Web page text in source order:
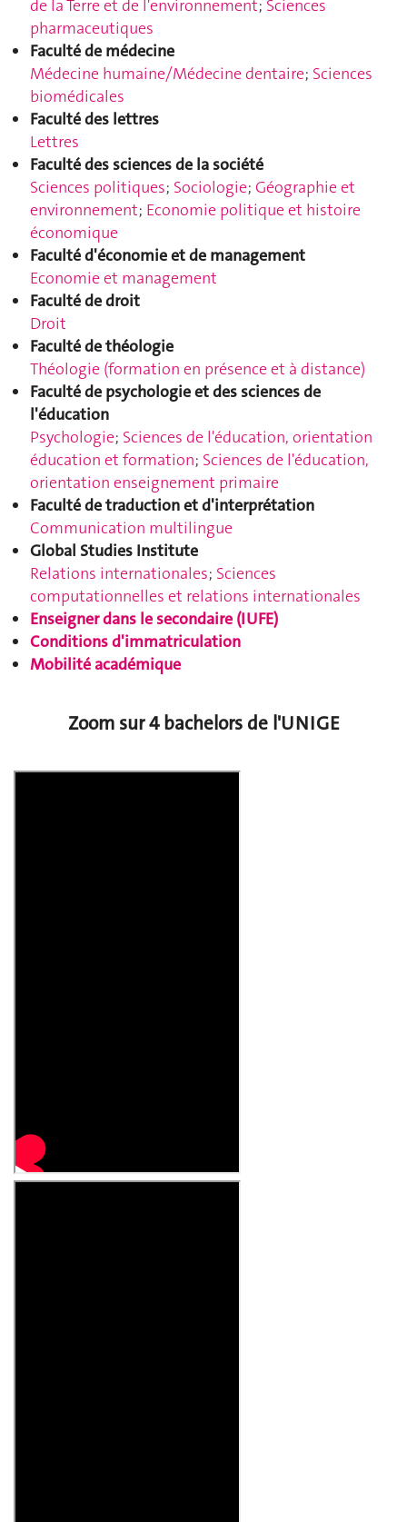
de la Terre et de l'environnement; Sciences
pharmaceutiques
Faculté de médecine
Médecine humaine/Médecine dentaire; Sciences
biomédicales
Faculté des lettres
Lettres
Faculté des sciences de la société
Sciences politiques; Sociologie; Géographie et
environnement; Economie politique et histoire
économique
Faculté d'économie et de management
Economie et management
Faculté de droit
Droit
Faculté de théologie
Théologie (formation en présence et à distance)
Faculté de psychologie et des sciences de
l'éducation
Psychologie; Sciences de l'éducation, orientation
éducation et formation; Sciences de l'éducation,
orientation enseignement primaire
Faculté de traduction et d'interprétation
Communication multilingue
Global Studies Institute
Relations internationales; Sciences
computationnelles et relations internationales
Enseigner dans le secondaire (IUFE)
Conditions d'immatriculation
Mobilité académique
Zoom sur 4 bachelors de l'UNIGE